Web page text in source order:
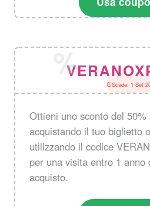
Scade: 1 Set
Ottieni uno sconto del 50%
acquistando il tuo biglietto
utilizzando il codice
per una visita entro 1 anno
acquisto.